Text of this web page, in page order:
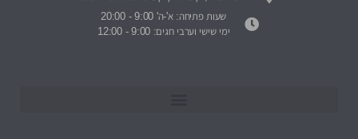
שעות פתיחה: א'-ה' 9:00 - 20:00
ימי שישי וערבי חגים: 9:00 - 12:00